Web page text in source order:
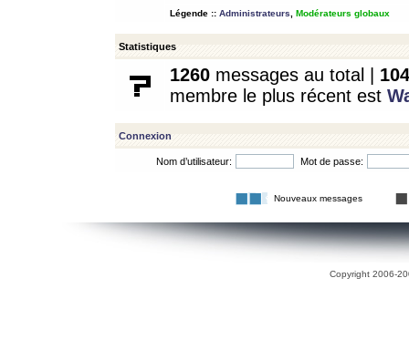
Légende :: Administrateurs Modérateurs globaux
Statistiques
1260 messages au total | 104
membre le plus récent est
Connexion
Nom d’utilisateur: Mot de passe:
Nouveaux messages
Copyright 2006-